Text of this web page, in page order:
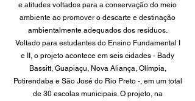
e atitudes voltados para a conservação do meio
ambiente ao promover o descarte e destinação
ambientalmente adequados dos resíduos.
Voltado para estudantes do Ensino Fundamental I
e II, o projeto acontece em seis cidades - Bady
Bassitt, Guapiaçu, Nova Aliança, Olímpia,
Potirendaba e São José do Rio Preto -, em um total
de 30 escolas municipais. O projeto, na